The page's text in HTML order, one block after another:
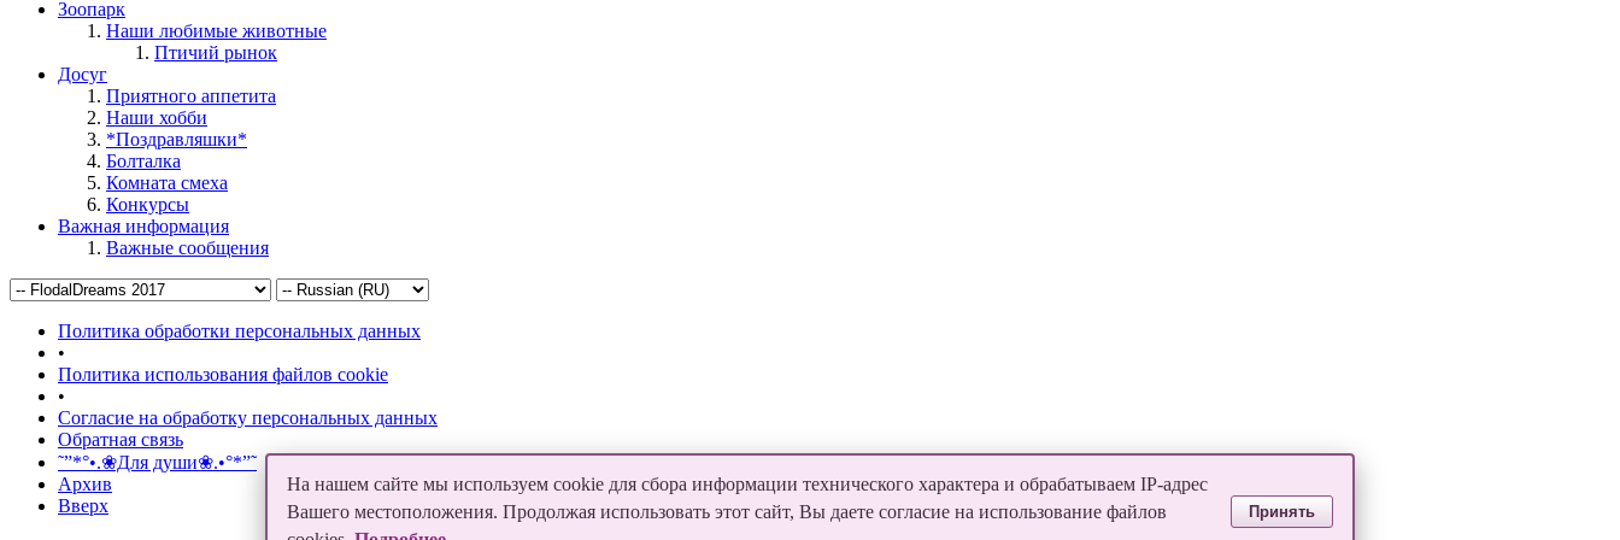
Зоопарк
Наши любимые животные
Птичий рынок
Досуг
Приятного аппетита
Наши хобби
*Поздравляшки*
Болталка
Комната смеха
Конкурсы
Важная информация
Важные сообщения
Политика обработки персональных данных
•
Политика использования файлов cookie
•
Согласие на обработку персональных данных
Обратная связь
˜”*°•.❀Для души❀.•°*”˜
Архив
Вверх
На нашем сайте мы используем cookie для сбора информации технического характера и обрабатываем IP-адрес
Вашего местоположения. Продолжая использовать этот сайт, Вы даете согласие на использование файлов